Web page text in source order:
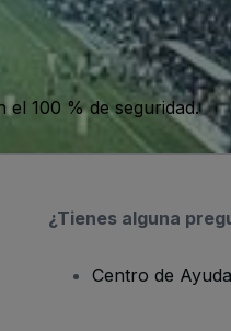
el 100 % de seguridad.
¿Tienes alguna
Centro de